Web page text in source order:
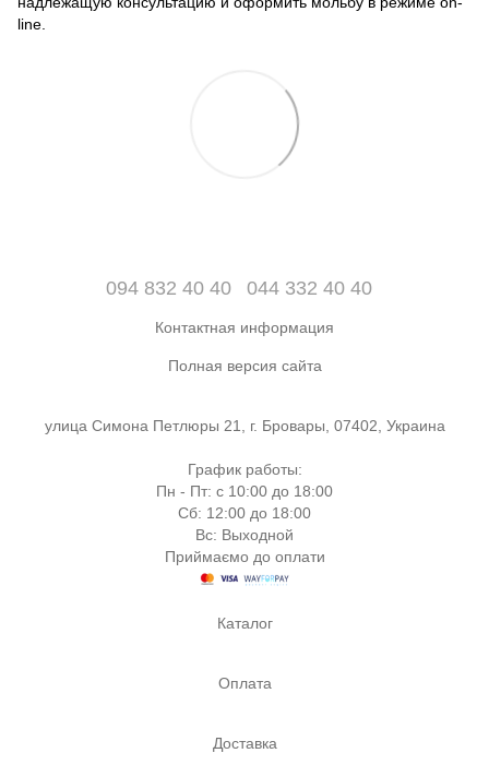
line.
094 832 40 40 044 332 40 40
Контактная информация
Полная версия сайта
улица Симона Петлюры 21, г. Бровары, 07402, Украина
График работы:
Пн - Пт: с 10:00 до 18:00
Сб: 12:00 до 18:00
Вс: Выходной
Приймаємо до оплати
Каталог
Оплата
Доставка